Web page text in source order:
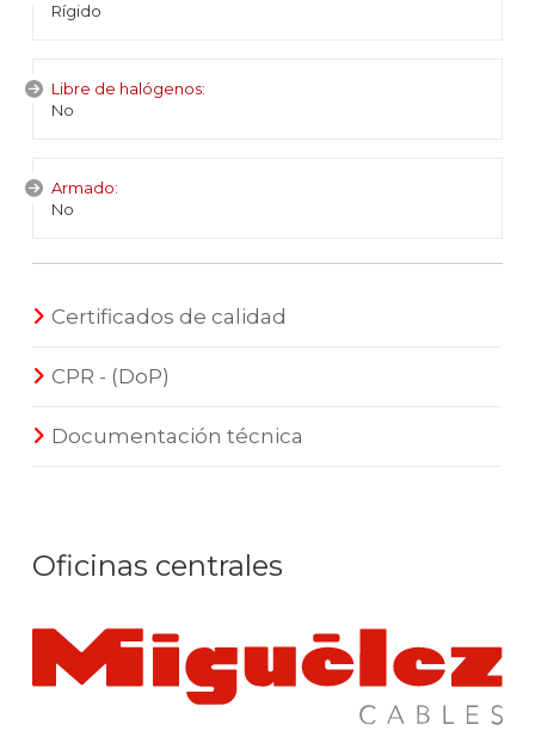
Rígido
Libre de halógenos:
No
Armado:
No
Certificados de calidad
CPR - (DoP)
Documentación técnica
Oficinas centrales